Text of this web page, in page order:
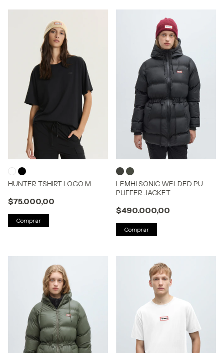
HUNTER TSHIRT LOGO M
$75.000,00
Comprar
LEMHI SONIC WELDED PU
PUFFER JACKET
$490.000,00
Comprar